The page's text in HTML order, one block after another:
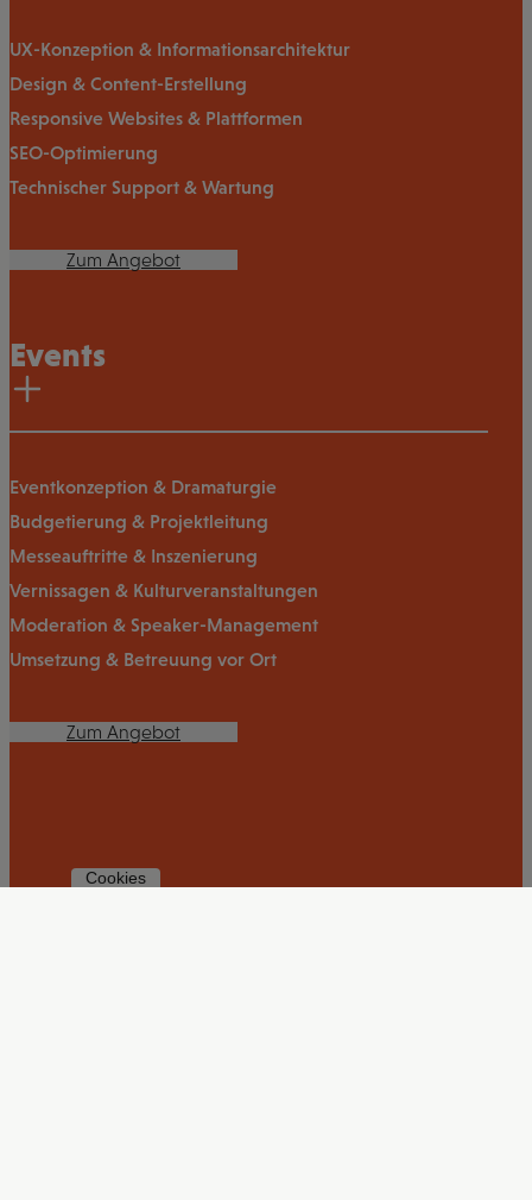
UX-Konzeption & Informationsarchitektur
Design & Content-Erstellung
Responsive Websites & Plattformen
SEO-Optimierung
Technischer Support & Wartung
Zum Angebot
Events
Eventkonzeption & Dramaturgie
Budgetierung & Projektleitung
Messeauftritte & Inszenierung
Vernissagen & Kulturveranstaltungen
Moderation & Speaker-Management
Umsetzung & Betreuung vor Ort
Zum Angebot
Cookies